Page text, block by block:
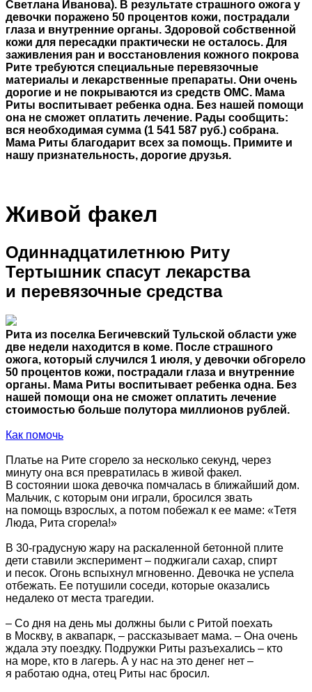
Светлана Иванова). В результате страшного ожога у
девочки поражено 50 процентов кожи, пострадали
глаза и внутренние органы. Здоровой собственной
кожи для пересадки практически не осталось. Для
заживления ран и восстановления кожного покрова
Рите требуются специальные перевязочные
материалы и лекарственные препараты. Они очень
дорогие и не покрываются из средств ОМС. Мама
Риты воспитывает ребенка одна. Без нашей помощи
она не сможет оплатить лечение. Рады сообщить:
вся необходимая сумма (1 541 587 руб.) собрана.
Мама Риты благодарит всех за помощь. Примите и
нашу признательность, дорогие друзья.
Живой факел
Одиннадцатилетнюю Риту
Тертышник спасут лекарства
и перевязочные средства
Рита из поселка Бегичевский Тульской области уже
две недели находится в коме. После страшного
ожога, который случился 1 июля, у девочки обгорело
50 процентов кожи, пострадали глаза и внутренние
органы. Мама Риты воспитывает ребенка одна. Без
нашей помощи она не сможет оплатить лечение
стоимостью больше полутора миллионов рублей.
Как помочь
Платье на Рите сгорело за несколько секунд, через
минуту она вся превратилась в живой факел.
В состоянии шока девочка помчалась в ближайший дом.
Мальчик, с которым они играли, бросился звать
на помощь взрослых, а потом побежал к ее маме: «Тетя
Люда, Рита сгорела!»
В 30-градусную жару на раскаленной бетонной плите
дети ставили эксперимент – поджигали сахар, спирт
и песок. Огонь вспыхнул мгновенно. Девочка не успела
отбежать. Ее потушили соседи, которые оказались
недалеко от места трагедии.
– Со дня на день мы должны были с Ритой поехать
в Москву, в аквапарк, – рассказывает мама. – Она очень
ждала эту поездку. Подружки Риты разъехались – кто
на море, кто в лагерь. А у нас на это денег нет –
я работаю одна, отец Риты нас бросил.